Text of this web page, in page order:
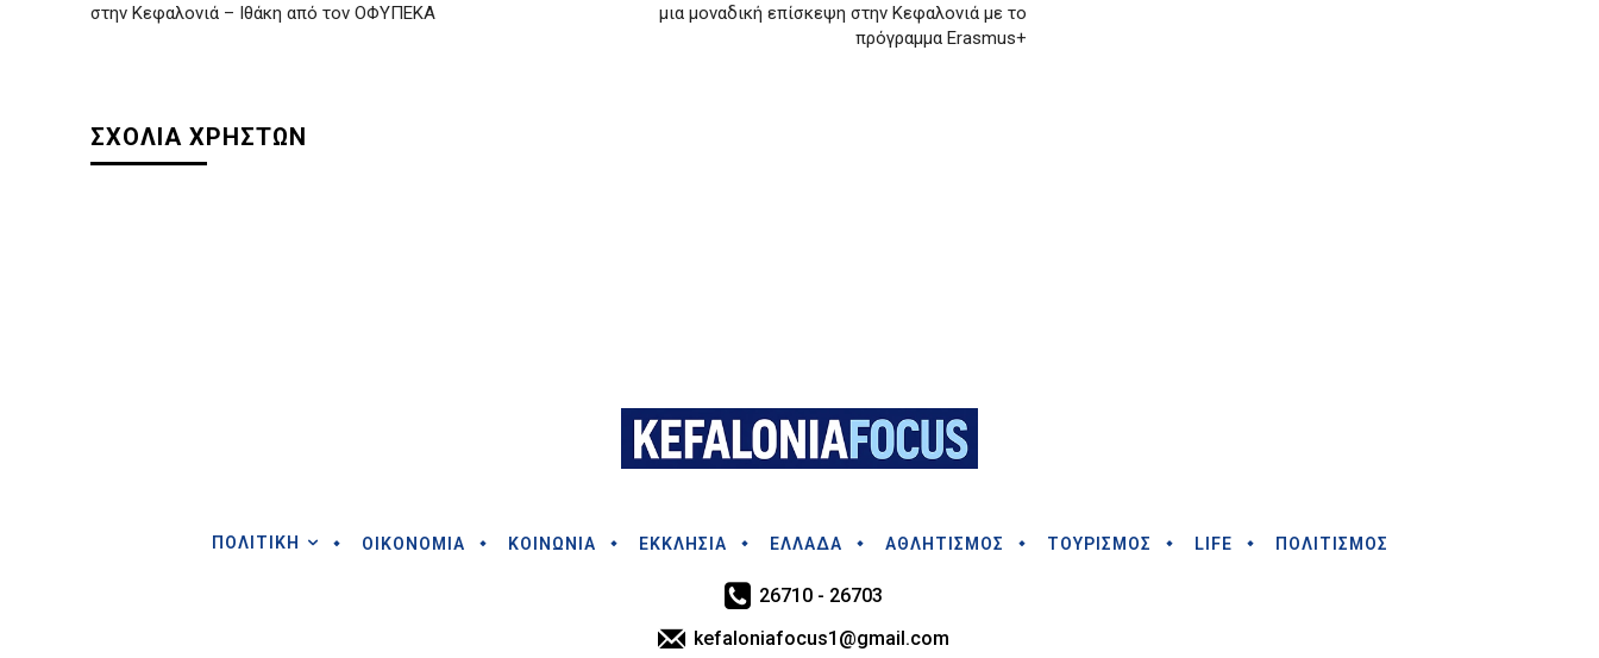
στην Κεφαλονιά – Ιθάκη από τον ΟΦΥΠΕΚΑ
μια μοναδική επίσκεψη στην Κεφαλονιά με το
πρόγραμμα Erasmus+
ΣΧΟΛΙΑ ΧΡΗΣΤΩΝ
ΠΟΛΙΤΙΚΗ ΟΙΚΟΝΟΜΙΑ ΚΟΙΝΩΝΙΑ ΕΚΚΛΗΣΙΑ ΕΛΛΑΔΑ ΑΘΛΗΤΙΣΜΟΣ ΤΟΥΡΙΣΜΟΣ LIFE ΠΟΛΙΤΙΣΜΟΣ
26710 - 26703
kefaloniafocus1@gmail.com